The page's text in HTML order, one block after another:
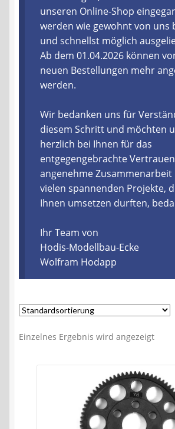
Zahlungsarten
Lieferzeit & Verfügbarkeit
Gutschein
Batterien- und Akku Verordnung
Elektro- und Elektronikgeräte
Öle- und Schmierstoff Verordnung
Vereine & Foren
Kontakt
unseren Online-Shop
werden wie gewohnt von uns
und schnellst möglich
Ab dem 01.04.2026 können
neuen Bestellungen mehr
werden.
Wir bedanken uns für
diesem Schritt und möchten
herzlich bei Ihnen für das
entgegengebrachte
angenehme Zusammenarbeit
vielen spannenden Projekte,
Ihnen umsetzen durften,
Ihr Team von
Hodis-Modellbau-Ecke
Wolfram Hodapp
Einzelnes Ergebnis wird angezeigt